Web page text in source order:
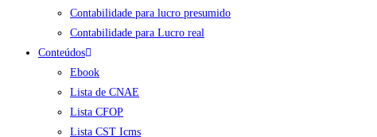
Contabilidade para lucro presumido
Contabilidade para Lucro real
Conteúdos
Ebook
Lista de CNAE
Lista CFOP
Lista CST Icms